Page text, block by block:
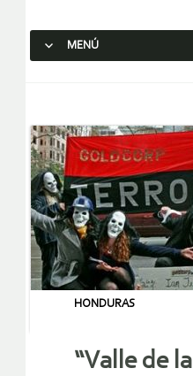
MENÚ
HONDURAS
“Valle de la